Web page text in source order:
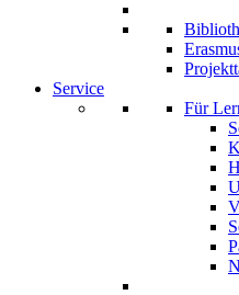
Service
Für